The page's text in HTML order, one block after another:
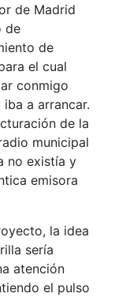
de Madrid
de
de
el cual
conmigo
a arrancar.
de la
municipal
no existía y
emisora
la idea
sería
atención
el pulso